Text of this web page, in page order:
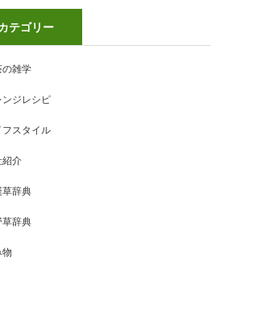
テゴリー
の雑学
ンジレシピ
フスタイル
紹介
草辞典
草辞典